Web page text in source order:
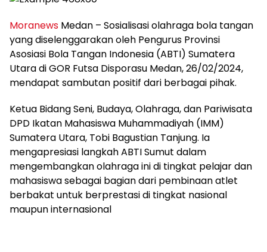
Moranews Medan – Sosialisasi olahraga bola tangan
yang diselenggarakan oleh Pengurus Provinsi
Asosiasi Bola Tangan Indonesia (ABTI) Sumatera
Utara di GOR Futsa Disporasu Medan, 26/02/2024,
mendapat sambutan positif dari berbagai pihak.
Ketua Bidang Seni, Budaya, Olahraga, dan Pariwisata
DPD Ikatan Mahasiswa Muhammadiyah (IMM)
Sumatera Utara, Tobi Bagustian Tanjung. Ia
mengapresiasi langkah ABTI Sumut dalam
mengembangkan olahraga ini di tingkat pelajar dan
mahasiswa sebagai bagian dari pembinaan atlet
berbakat untuk berprestasi di tingkat nasional
maupun internasional